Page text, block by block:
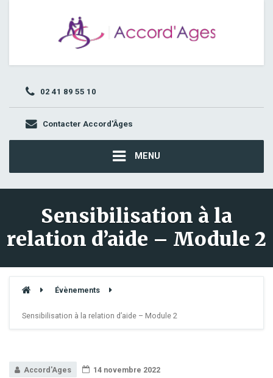
02 41 89 55 10
Contacter Accord'Âges
MENU
Sensibilisation à la
relation d’aide – Module 2
Évènements
Sensibilisation à la relation d’aide – Module 2
Accord'Ages 14 novembre 2022